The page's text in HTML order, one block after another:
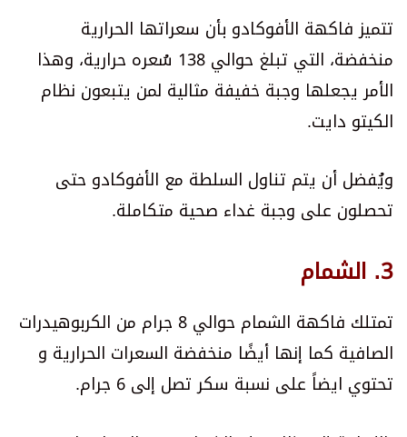
تتميز فاكهة الأفوكادو بأن سعراتها الحرارية
منخفضة، التي تبلغ حوالي 138 سُعره حرارية، وهذا
الأمر يجعلها وجبة خفيفة مثالية لمن يتبعون نظام
الكيتو دايت.
ويُفضل أن يتم تناول السلطة مع الأفوكادو حتى
تحصلون على وجبة غداء صحية متكاملة.
3. الشمام
تمتلك فاكهة الشمام حوالي 8 جرام من الكربوهيدرات
الصافية كما إنها أيضًا منخفضة السعرات الحرارية و
تحتوي ايضاً على نسبة سكر تصل إلى 6 جرام.